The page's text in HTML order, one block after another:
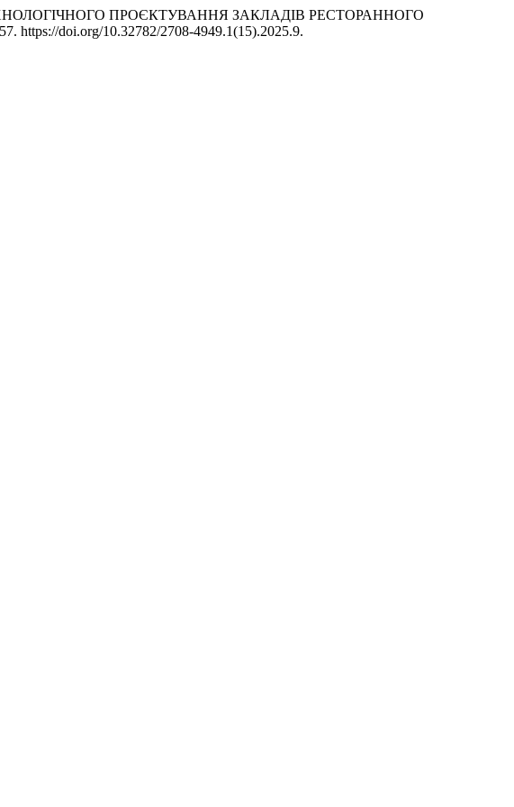
ТЕХНОЛОГІЧНОГО ПРОЄКТУВАННЯ ЗАКЛАДІВ РЕСТОРАННОГО
https://doi.org/10.32782/2708-4949.1(15).2025.9.